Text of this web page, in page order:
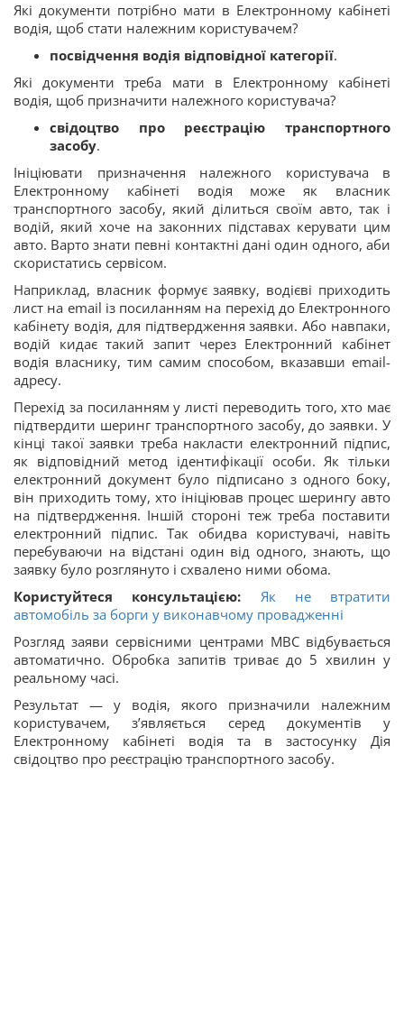
Які документи потрібно мати в Електронному кабінеті
водія, щоб стати належним користувачем?
посвідчення водія відповідної категорії.
Які документи треба мати в Електронному кабінеті
водія, щоб призначити належного користувача?
свідоцтво про реєстрацію транспортного
засобу.
Ініціювати призначення належного користувача в
Електронному кабінеті водія може як власник
транспортного засобу, який ділиться своїм авто, так і
водій, який хоче на законних підставах керувати цим
авто. Варто знати певні контактні дані один одного, аби
скористатись сервісом.
Наприклад, власник формує заявку, водієві приходить
лист на email із посиланням на перехід до Електронного
кабінету водія, для підтвердження заявки. Або навпаки,
водій кидає такий запит через Електронний кабінет
водія власнику, тим самим способом, вказавши email-
адресу.
Перехід за посиланням у листі переводить того, хто має
підтвердити шеринг транспортного засобу, до заявки. У
кінці такої заявки треба накласти електронний підпис,
як відповідний метод ідентифікації особи. Як тільки
електронний документ було підписано з одного боку,
він приходить тому, хто ініціював процес шерингу авто
на підтвердження. Іншій стороні теж треба поставити
електронний підпис. Так обидва користувачі, навіть
перебуваючи на відстані один від одного, знають, що
заявку було розглянуто і схвалено ними обома.
Користуйтеся консультацією: Як не втратити
автомобіль за борги у виконавчому провадженні
Розгляд заяви сервісними центрами МВС відбувається
автоматично. Обробка запитів триває до 5 хвилин у
реальному часі.
Результат — у водія, якого призначили належним
користувачем, з’являється серед документів у
Електронному кабінеті водія та в застосунку Дія
свідоцтво про реєстрацію транспортного засобу.